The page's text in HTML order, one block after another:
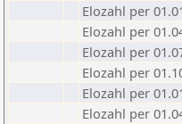
Elozahl per
Elozahl per
Elozahl per
Elozahl per
Elozahl per
Elozahl per